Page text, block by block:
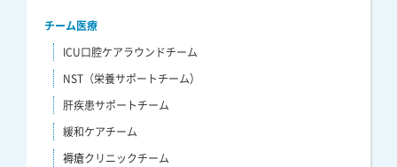
チーム医療
ICU口腔ケアラウンドチーム
NST（栄養サポートチーム）
肝疾患サポートチーム
緩和ケアチーム
褥瘡クリニックチーム